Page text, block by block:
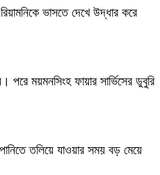
ভাসতে দেখে উদ্ধার করে
ময়মনসিংহ ফায়ার সার্ভিসের ডুবুরি
তলিয়ে যাওয়ার সময় বড় মেয়ে